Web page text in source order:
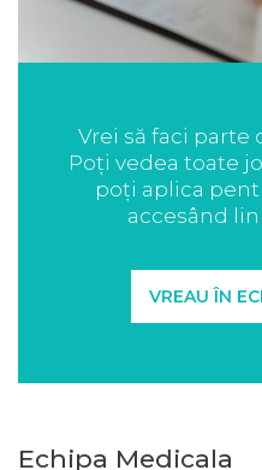
Vrei să faci parte
Poți vedea toate
poți aplica
accesând
VREAU ÎN
Echipa Medicala